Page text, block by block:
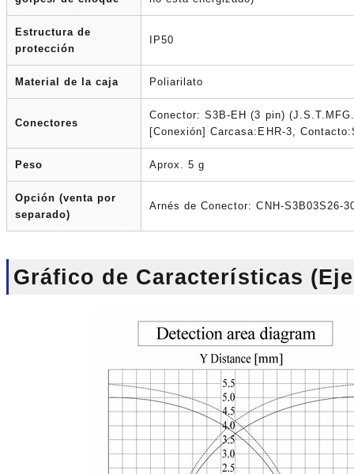
Estructura de
protección
IP50
Material de la caja Poliarilato
Conectores
Conector: S3B-EH (3 pin)
[Conexión] Carcasa:EHR-3,
Peso Aprox. 5 g
Opción (venta por
separado)
Arnés de Conector: CNH-S3B03S26-
Gráfico de Características